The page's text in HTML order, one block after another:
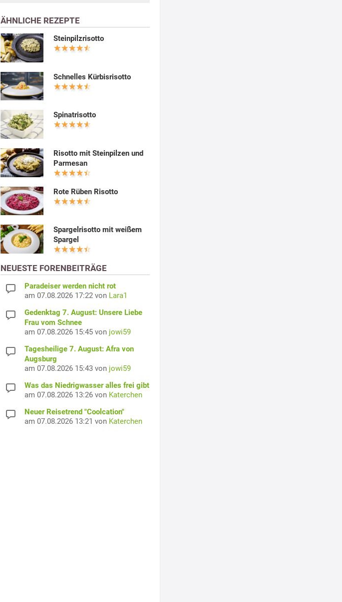
ÄHNLICHE REZEPTE
Steinpilzrisotto
Schnelles Kürbisrisotto
Spinatrisotto
Risotto mit Steinpilzen und
Parmesan
Rote Rüben Risotto
Spargelrisotto mit weißem
Spargel
NEUESTE FORENBEITRÄGE
Paradeiser werden nicht rot
am 07.08.2026 17:22 von Lara1
Gedenktag 7. August: Unsere Liebe
Frau vom Schnee
am 07.08.2026 15:45 von jowi59
Tagesheilige 7. August: Afra von
Augsburg
am 07.08.2026 15:43 von jowi59
Was das Niedrigwasser alles frei gibt
am 07.08.2026 13:26 von Katerchen
Neuer Reisetrend "Coolcation"
am 07.08.2026 13:21 von Katerchen